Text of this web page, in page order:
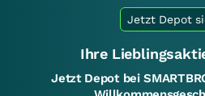
Jetzt Depot
Ihre
Jetzt Depot bei